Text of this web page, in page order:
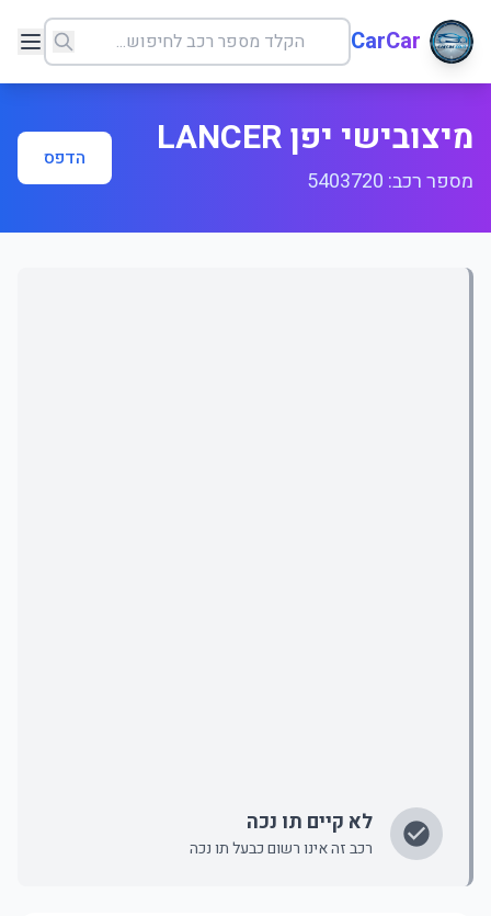
CarCar
מיצובישי יפן LANCER
מספר רכב: 5403720
הדפס
לא קיים תו נכה
רכב זה אינו רשום כבעל תו נכה